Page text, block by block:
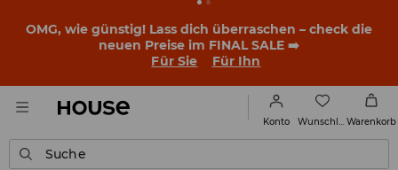
OMG, wie günstig! Lass dich überraschen – check die
neuen Preise im FINAL SALE ➡️
Für Sie
Für Ihn
Konto Warenkorb
Suche